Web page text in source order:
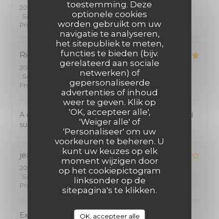
toestemming. Deze
optionele cookies
worden gebruikt om uw
navigatie te analyseren,
het sitepubliek te meten,
functies te bieden (bijv.
gerelateerd aan sociale
netwerken) of
gepersonaliseerde
advertenties of inhoud
weer te geven. Klik op
'OK, accepteer alle',
'Weiger alle' of
'Personaliseer' om uw
voorkeuren te beheren. U
kunt uw keuzes op elk
moment wijzigen door
op het cookiepictogram
linksonder op de
sitepagina's te klikken.
OK, accepteer alle
2026-07-25
- 12:00 - Gasten 2
Service
Atmosfeer:5/5 Keuken:5
Prijs
Richard
2026-07-24
- 20:00 - Gasten 2
Service
Atmosfeer:4/5 Keuken
Prijs
A cosy small restaurant and dedicated services and
superb food!
jean-marc B
2026-07-17
- 19:45 - Gasten 5
Service
Atmosfeer /5 Keuken:
Prijs
Excellent restaurant